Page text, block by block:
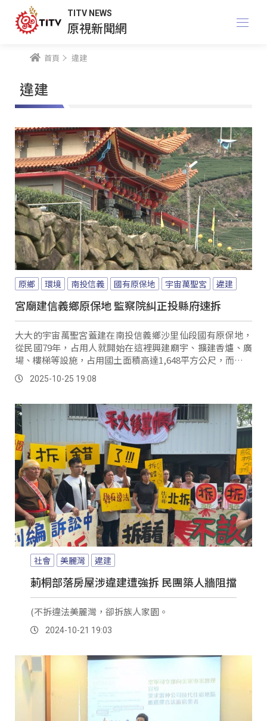
TITV NEWS
原視新聞網
首頁 違建
違建
原鄉 環境 南投信義 國有原保地 宇宙萬聖宮 違建
宮廟建信義鄉原保地 監察院糾正投縣府速拆
大大的宇宙萬聖宮蓋建在南投信義鄉沙里仙段國有原保地，
從民國79年，占用人就開始在這裡興建廟宇、擴建香爐、廣
場、樓梯等設施，占用國土面積高達1,648平方公尺，而根據
監察院調查，此處不僅是水庫集水區，更是山坡地保育區農
牧用地，依法不得建築使用，而原民會在8年前也向占用人提
利，但如今卻還未強制執行，繼續放任占用人使用，監察院
等單位日前也下鄉調查，並提案糾正南投縣府與信義鄉公
所。
2025-10-25 19:08
社會 美麗灣 違建
莿桐部落房屋涉違建遭強拆 民團築人牆阻擋
(不拆違法美麗灣，卻拆族人家園。
2024-10-21 19:03